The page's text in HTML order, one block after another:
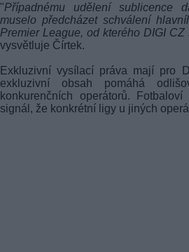
"Případnému udělení sublicence
muselo předcházet schválení
Premier League, od kterého DIGI
vysvětluje Čírtek.
Exkluzivní vysílací práva mají pro
exkluzivní obsah pomáhá
konkurenčních operátorů.
signál, že konkrétní ligy u jiných